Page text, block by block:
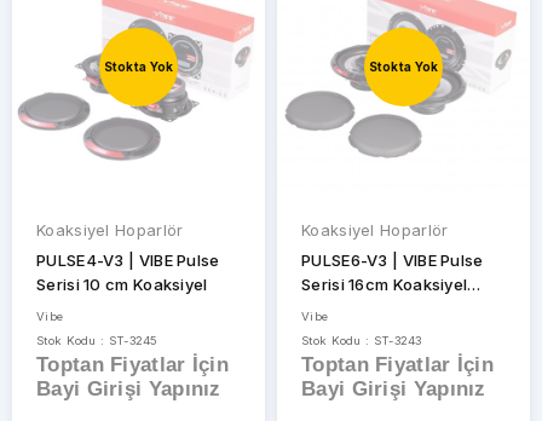
Stokta Yok
Koaksiyel Hoparlör
PULSE4-V3 | VIBE Pulse
Serisi 10 cm Koaksiyel
Vibe
Stok Kodu : ST-3245
Toptan Fiyatlar İçin
Bayi Girişi Yapınız
Stokta Yok
Koaksiyel Hoparlör
PULSE6-V3 | VIBE Pulse
Serisi 16cm Koaksiyel
Hoparlör
Vibe
Stok Kodu : ST-3243
Toptan Fiyatlar İçin
Bayi Girişi Yapınız